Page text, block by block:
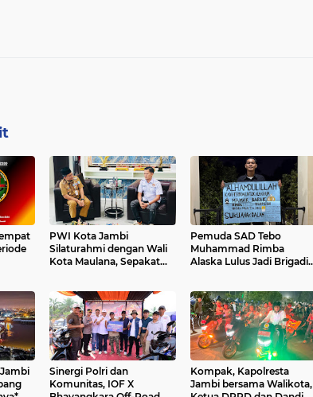
PWI Kota Jambi
Silaturahmi dengan Wali
Kota Maulana, Sepakat
Pemuda SAD Tebo
Muhammad Rimba
Alaska Lulus Jadi Brigadir
Sinergi Polri dan
Komunitas, IOF X
Kompak, Kapolresta
Jambi bersama Walikota,